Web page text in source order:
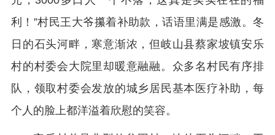
利！”村民王大爷攥着补助款，话语里满是感激。冬
日的石头河畔，寒意渐浓，但岐山县蔡家坡镇安乐
村的村委会大院里却暖意融融。众多名村民有序排
队，领取村委会发放的城乡居民基本医疗补助，每
个人的脸上都洋溢着欣慰的笑容。